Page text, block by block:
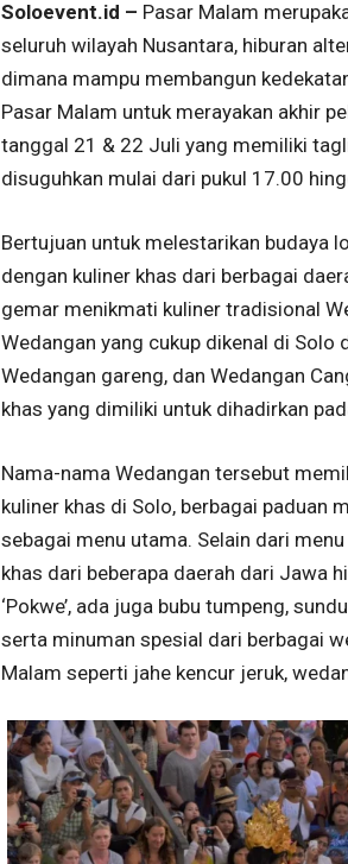
Soloevent.id – Pasar Malam
seluruh wilayah Nusantara, hiburan
dimana mampu membangun
Pasar Malam untuk merayakan akhir
tanggal 21 & 22 Juli yang memiliki
disuguhkan mulai dari pukul 17.00
Bertujuan untuk melestarikan budaya
dengan kuliner khas dari berbagai
gemar menikmati kuliner tradisional
Wedangan yang cukup dikenal di Solo
Wedangan gareng, dan Wedangan
khas yang dimiliki untuk dihadirkan
Nama-nama Wedangan tersebut
kuliner khas di Solo, berbagai paduan
sebagai menu utama. Selain dari
khas dari beberapa daerah dari Jawa
‘Pokwe’, ada juga bubu tumpeng,
serta minuman spesial dari berbagai
Malam seperti jahe kencur jeruk,